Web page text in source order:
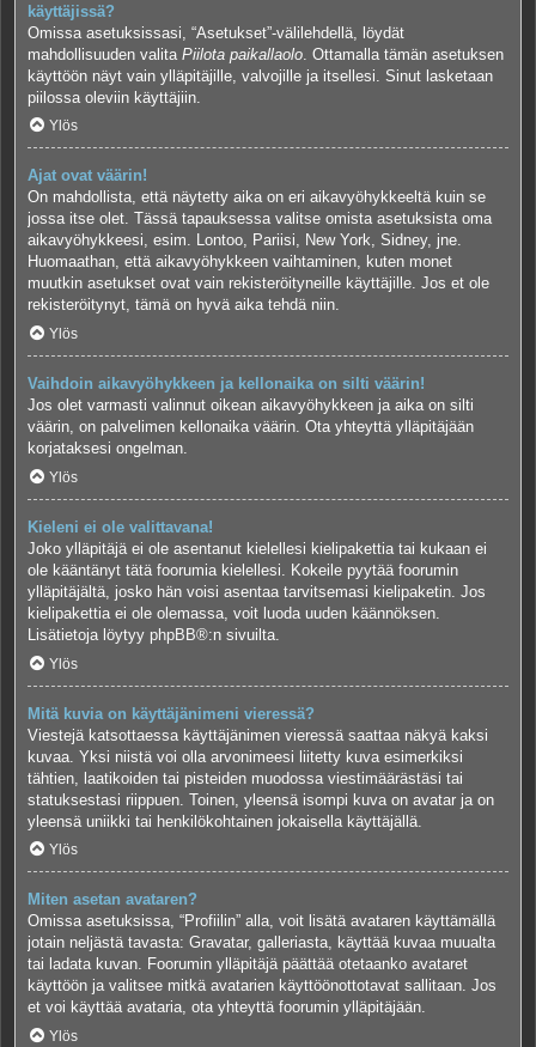
käyttäjissä?
Omissa asetuksissasi, “Asetukset”-välilehdellä, löydät
mahdollisuuden valita Piilota paikallaolo . Ottamalla tämän asetuksen
käyttöön näyt vain ylläpitäjille, valvojille ja itsellesi. Sinut lasketaan
piilossa oleviin käyttäjiin.
Ylös
Ajat ovat väärin!
On mahdollista, että näytetty aika on eri aikavyöhykkeeltä kuin se
jossa itse olet. Tässä tapauksessa valitse omista asetuksista oma
aikavyöhykkeesi, esim. Lontoo, Pariisi, New York, Sidney, jne.
Huomaathan, että aikavyöhykkeen vaihtaminen, kuten monet
muutkin asetukset ovat vain rekisteröityneille käyttäjille. Jos et ole
rekisteröitynyt, tämä on hyvä aika tehdä niin.
Ylös
Vaihdoin aikavyöhykkeen ja kellonaika on silti väärin!
Jos olet varmasti valinnut oikean aikavyöhykkeen ja aika on silti
väärin, on palvelimen kellonaika väärin. Ota yhteyttä ylläpitäjään
korjataksesi ongelman.
Ylös
Kieleni ei ole valittavana!
Joko ylläpitäjä ei ole asentanut kielellesi kielipakettia tai kukaan ei
ole kääntänyt tätä foorumia kielellesi. Kokeile pyytää foorumin
ylläpitäjältä, josko hän voisi asentaa tarvitsemasi kielipaketin. Jos
kielipakettia ei ole olemassa, voit luoda uuden käännöksen.
Lisätietoja löytyy phpBB®:n sivuilta.
Ylös
Mitä kuvia on käyttäjänimeni vieressä?
Viestejä katsottaessa käyttäjänimen vieressä saattaa näkyä kaksi
kuvaa. Yksi niistä voi olla arvonimeesi liitetty kuva esimerkiksi
tähtien, laatikoiden tai pisteiden muodossa viestimäärästäsi tai
statuksestasi riippuen. Toinen, yleensä isompi kuva on avatar ja on
yleensä uniikki tai henkilökohtainen jokaisella käyttäjällä.
Ylös
Miten asetan avataren?
Omissa asetuksissa, “Profiilin” alla, voit lisätä avataren käyttämällä
jotain neljästä tavasta: Gravatar, galleriasta, käyttää kuvaa muualta
tai ladata kuvan. Foorumin ylläpitäjä päättää otetaanko avataret
käyttöön ja valitsee mitkä avatarien käyttöönottotavat sallitaan. Jos
et voi käyttää avataria, ota yhteyttä foorumin ylläpitäjään.
Ylös